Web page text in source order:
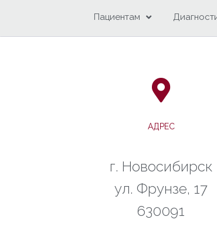
Пациентам
АДРЕС
г. Новосибирcк
ул. Фрунзе, 17
630091